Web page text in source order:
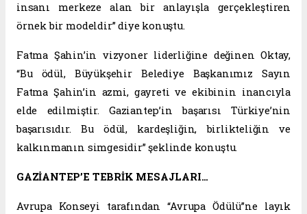
insanı merkeze alan bir anlayışla gerçekleştiren
örnek bir modeldir” diye konuştu.
Fatma Şahin’in vizyoner liderliğine değinen Oktay,
“Bu ödül, Büyükşehir Belediye Başkanımız Sayın
Fatma Şahin’in azmi, gayreti ve ekibinin inancıyla
elde edilmiştir. Gaziantep’in başarısı Türkiye’nin
başarısıdır. Bu ödül, kardeşliğin, birlikteliğin ve
kalkınmanın simgesidir” şeklinde konuştu.
GAZİANTEP’E TEBRİK MESAJLARI…
Avrupa Konseyi tarafından “Avrupa Ödülü”ne layık